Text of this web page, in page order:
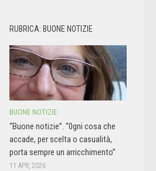
RUBRICA: BUONE NOTIZIE
BUONE NOTIZIE
“Buone notizie”. “0gni cosa che
accade, per scelta o casualità,
porta sempre un arricchimento”
11 APR, 2026